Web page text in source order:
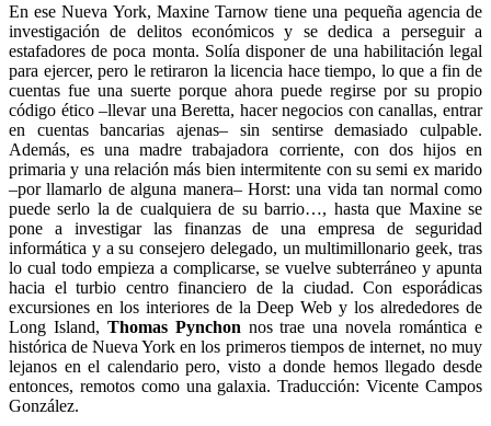
En ese Nueva York, Maxine Tarnow tiene una pequeña agencia de
investigación de delitos económicos y se dedica a perseguir a
estafadores de poca monta. Solía disponer de una habilitación legal
para ejercer, pero le retiraron la licencia hace tiempo, lo que a fin de
cuentas fue una suerte porque ahora puede regirse por su propio
código ético –llevar una Beretta, hacer negocios con canallas, entrar
en cuentas bancarias ajenas– sin sentirse demasiado culpable.
Además, es una madre trabajadora corriente, con dos hijos en
primaria y una relación más bien intermitente con su semi ex marido
–por llamarlo de alguna manera– Horst: una vida tan normal como
puede serlo la de cualquiera de su barrio…, hasta que Maxine se
pone a investigar las finanzas de una empresa de seguridad
informática y a su consejero delegado, un multimillonario geek, tras
lo cual todo empieza a complicarse, se vuelve subterráneo y apunta
hacia el turbio centro financiero de la ciudad. Con esporádicas
excursiones en los interiores de la Deep Web y los alrededores de
Long Island, Thomas Pynchon nos trae una novela romántica e
histórica de Nueva York en los primeros tiempos de internet, no muy
lejanos en el calendario pero, visto a donde hemos llegado desde
entonces, remotos como una galaxia. Traducción: Vicente Campos
González.